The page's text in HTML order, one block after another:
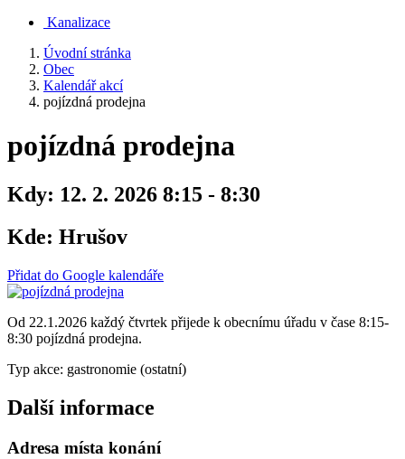
Kanalizace
Úvodní stránka
Obec
Kalendář akcí
pojízdná prodejna
pojízdná prodejna
Kdy: 12. 2. 2026 8:15 - 8:30
Kde: Hrušov
Přidat do Google kalendáře
Od 22.1.2026 každý čtvrtek přijede k obecnímu úřadu v čase 8:15-
8:30 pojízdná prodejna.
Typ akce: gastronomie (ostatní)
Další informace
Adresa místa konání